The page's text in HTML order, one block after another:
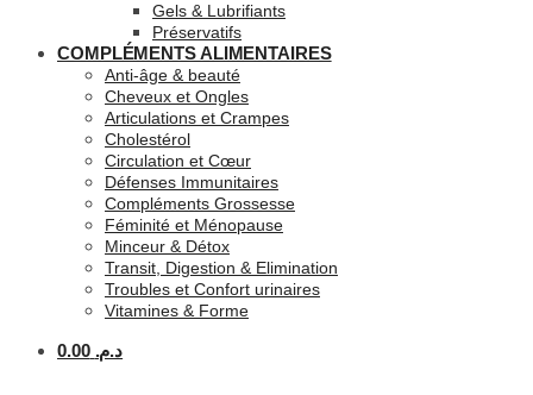
Gels & Lubrifiants
Préservatifs
COMPLÉMENTS ALIMENTAIRES
Anti-âge & beauté
Cheveux et Ongles
Articulations et Crampes
Cholestérol
Circulation et Cœur
Défenses Immunitaires
Compléments Grossesse
Féminité et Ménopause
Minceur & Détox
Transit, Digestion & Elimination
Troubles et Confort urinaires
Vitamines & Forme
د.م. 0.00